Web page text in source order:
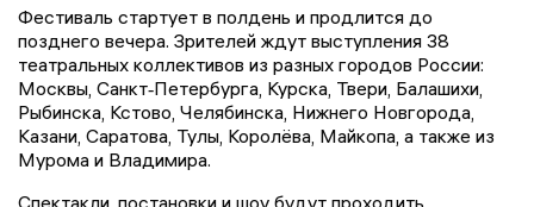
Фестиваль стартует в полдень и продлится до
позднего вечера. Зрителей ждут выступления 38
театральных коллективов из разных городов России:
Москвы, Санкт‑Петербурга, Курска, Твери, Балашихи,
Рыбинска, Кстово, Челябинска, Нижнего Новгорода,
Казани, Саратова, Тулы, Королёва, Майкопа, а также из
Мурома и Владимира.
Спектакли, постановки и шоу будут проходить